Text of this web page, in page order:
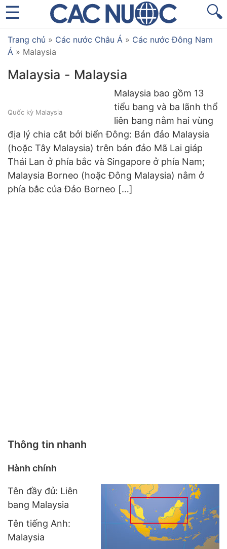
🔍
Trang chủ » Các nước Châu Á » Các nước Đông Nam
Á » Malaysia
Malaysia - Malaysia
Quốc kỳ Malaysia
Malaysia bao gồm 13
tiểu bang và ba lãnh thổ
liên bang nằm hai vùng
địa lý chia cắt bởi biển Đông: Bán đảo Malaysia
(hoặc Tây Malaysia) trên bán đảo Mã Lai giáp
Thái Lan ở phía bắc và Singapore ở phía Nam;
Malaysia Borneo (hoặc Đông Malaysia) nằm ở
phía bắc của Đảo Borneo […]
Thông tin nhanh
Hành chính
Tên đầy đủ: Liên
bang Malaysia
Tên tiếng Anh:
Malaysia